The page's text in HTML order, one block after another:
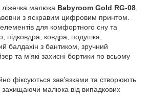
малюка Babyroom Gold RG-08
з яскравим цифровим принтом.
для комфортного сну та
підковдра, ковдра, подушка,
балдахін з бантиком, зручний
та м’які захисні бортики по всьому
фіксуються зав’язками та створюють
малюка від випадкових